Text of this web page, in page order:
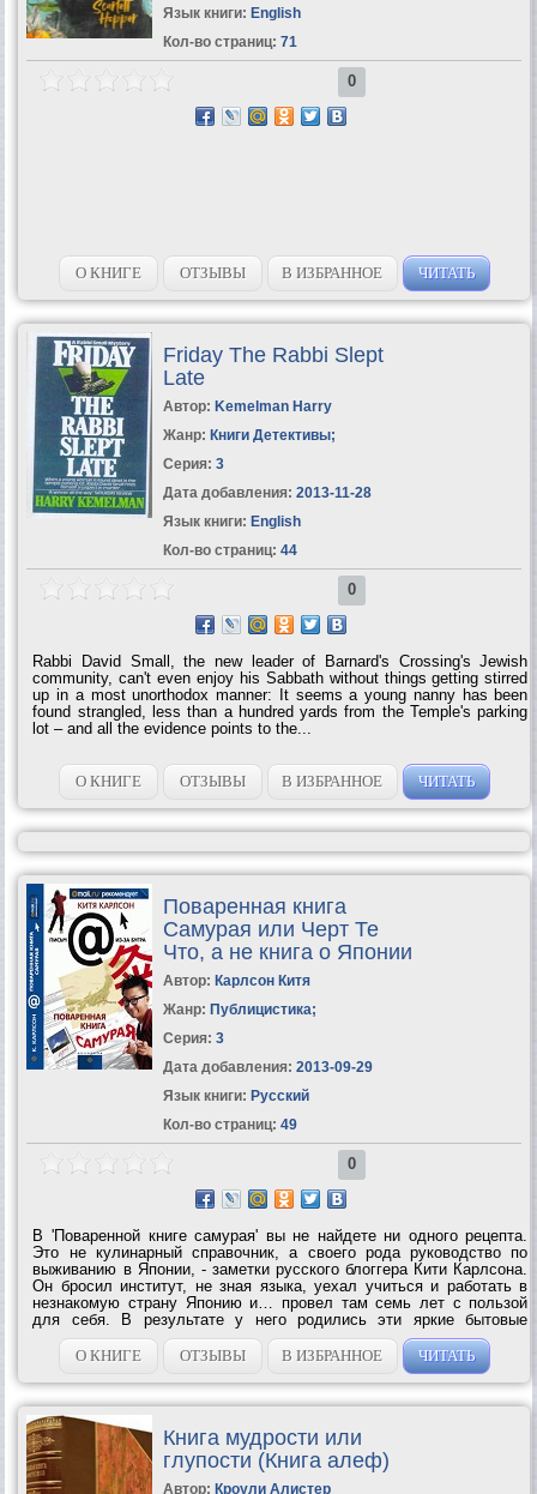
Язык книги: English
Кол-во страниц: 71
0
О КНИГЕ ОТЗЫВЫ В ИЗБРАННОЕ ЧИТАТЬ
Friday The Rabbi Slept
Late
Автор: Kemelman Harry
Жанр: Книги Детективы;
Серия: 3
Дата добавления: 2013-11-28
Язык книги: English
Кол-во страниц: 44
0
Rabbi David Small, the new leader of Barnard's Crossing's Jewish
community, can't even enjoy his Sabbath without things getting stirred
up in a most unorthodox manner: It seems a young nanny has been
found strangled, less than a hundred yards from the Temple's parking
lot – and all the evidence points to the...
О КНИГЕ ОТЗЫВЫ В ИЗБРАННОЕ ЧИТАТЬ
Поваренная книга
Самурая или Черт Те
Что, а не книга о Японии
Автор: Карлсон Китя
Жанр: Публицистика;
Серия: 3
Дата добавления: 2013-09-29
Язык книги: Русский
Кол-во страниц: 49
0
В 'Поваренной книге самурая' вы не найдете ни одного рецепта.
Это не кулинарный справочник, а своего рода руководство по
выживанию в Японии, - заметки русского блоггера Кити Карлсона.
Он бросил институт, не зная языка, уехал учиться и работать в
незнакомую страну Японию и… провел там семь лет с пользой
для себя. В результате у него родились эти яркие бытовые
зарисовки - необычайно колоритные и удивительные в своих
подробностях, этакий...
О КНИГЕ ОТЗЫВЫ В ИЗБРАННОЕ ЧИТАТЬ
Книга мудрости или
глупости (Книга алеф)
Автор: Кроули Алистер